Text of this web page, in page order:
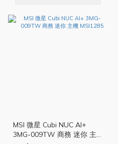
MSI 微星 Cubi NUC AI+
3MG-009TW 商務 迷你 主